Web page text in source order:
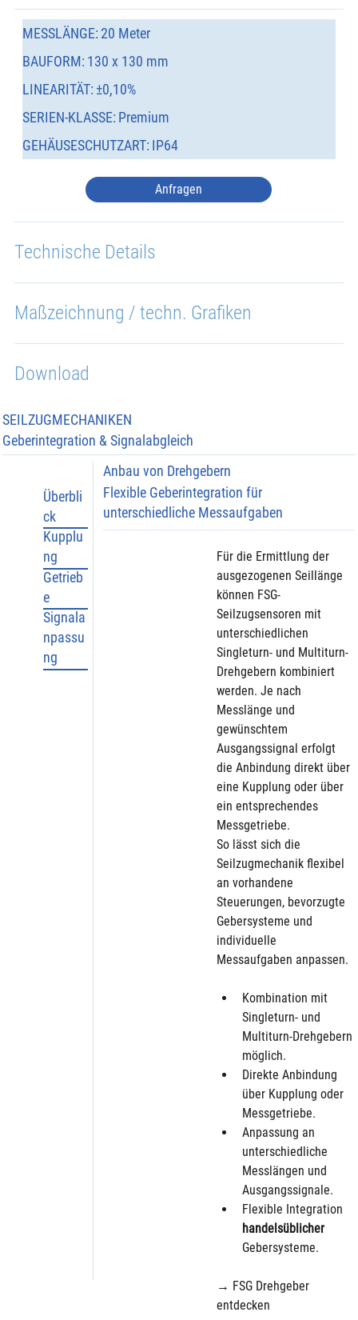
MESSLÄNGE: 20 Meter
BAUFORM: 130 x 130 mm
LINEARITÄT: ±0,10%
SERIEN-KLASSE: Premium
GEHÄUSESCHUTZART: IP64
Anfragen
Technische Details
Maßzeichnung / techn. Grafiken
Download
SEILZUGMECHANIKEN
Geberintegration & Signalabgleich
Überbli
ck
Kupplu
ng
Getrieb
e
Signala
npassu
ng
Anbau von Drehgebern
Flexible Geberintegration für
unterschiedliche Messaufgaben
Für die Ermittlung der
ausgezogenen Seillänge
können FSG-
Seilzugsensoren mit
unterschiedlichen
Singleturn- und Multiturn-
Drehgebern kombiniert
werden. Je nach
Messlänge und
gewünschtem
Ausgangssignal erfolgt
die Anbindung direkt über
eine Kupplung oder über
ein entsprechendes
Messgetriebe.
So lässt sich die
Seilzugmechanik flexibel
an vorhandene
Steuerungen, bevorzugte
Gebersysteme und
individuelle
Messaufgaben anpassen.
Kombination mit
Singleturn- und
Multiturn-Drehgebern
möglich.
Direkte Anbindung
über Kupplung oder
Messgetriebe.
Anpassung an
unterschiedliche
Messlängen und
Ausgangssignale.
Flexible Integration
handelsüblicher
Gebersysteme.
→ FSG Drehgeber
entdecken